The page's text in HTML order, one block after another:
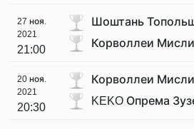
27 ноя.
2021
21:00
Шоштань
Корволлеи
20 ноя.
2021
20:30
Корволлеи
KEKO Опрема